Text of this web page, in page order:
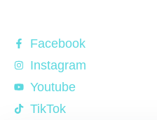
Facebook
Instagram
Youtube
TikTok